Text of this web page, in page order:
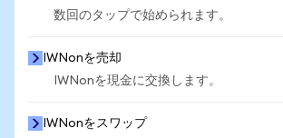
数回のタップで始められます。
IWNonを売却
IWNonを現金に交換します。
IWNonをスワップ